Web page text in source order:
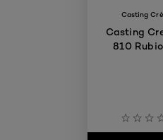
Casting
Casting
810